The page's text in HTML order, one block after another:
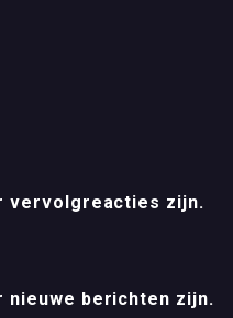
vervolgreacties zijn.
nieuwe berichten zijn.